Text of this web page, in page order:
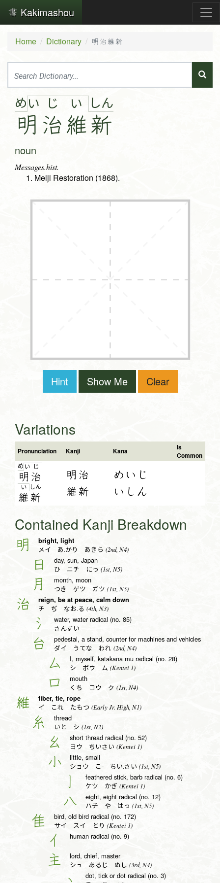
Kakimashou
Home Dictionary 明治維新
め い
明
じ
治
い
維
しん
新
noun
Messages.hist.
Meiji Restoration (1868).
Hint Show Me Clear
Variations
Pronunciation Kanji Kana
Is
Common
め い
明
じ
治
い
維
しん
新
明治
維新
めいじ
いしん
Contained Kanji Breakdown
明 bright, light
メイ あ.かり あきら (2nd, N4)
日 day, sun, Japan
ひ ニチ にっ (1st, N5)
月 month, moon
つき ゲツ ガツ (1st, N5)
治 reign, be at peace, calm down
チ ぢ なお.る (4th, N3)
氵 water, water radical (no. 85)
さんずい
台 pedestal, a stand, counter for machines and vehicles
ダイ うてな われ (2nd, N4)
厶 I, myself, katakana mu radical (no. 28)
シ ボウ ム (Kentei 1)
口 mouth
くち コウ ク (1st, N4)
維 fiber, tie, rope
イ これ たもつ (Early Jr. High, N1)
糸 thread
いと シ (1st, N2)
幺 short thread radical (no. 52)
ヨウ ちいさい (Kentei 1)
小 little, small
ショウ こ- ちい.さい (1st, N5)
亅 feathered stick, barb radical (no. 6)
ケツ かぎ (Kentei 1)
八 eight, eight radical (no. 12)
ハチ や はっ (1st, N5)
隹 bird, old bird radical (no. 172)
サイ スイ とり (Kentei 1)
亻 human radical (no. 9)
主 lord, chief, master
シュ あるじ ぬし (3rd, N4)
丶 dot, tick or dot radical (no. 3)